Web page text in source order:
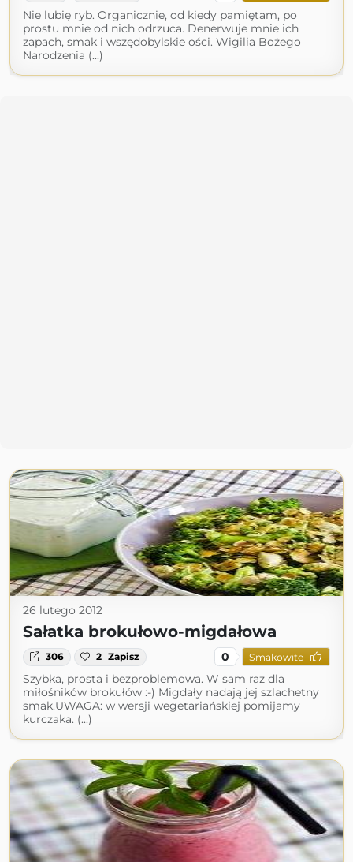
Nie lubię ryb. Organicznie, od kiedy pamiętam, po
prostu mnie od nich odrzuca. Denerwuje mnie ich
zapach, smak i wszędobylskie ości. Wigilia Bożego
Narodzenia (...)
26 lutego 2012
Sałatka brokułowo-migdałowa
306 2 Zapisz 0 Smakowite
Szybka, prosta i bezproblemowa. W sam raz dla
miłośników brokułów :-) Migdały nadają jej szlachetny
smak.UWAGA: w wersji wegetariańskiej pomijamy
kurczaka. (...)